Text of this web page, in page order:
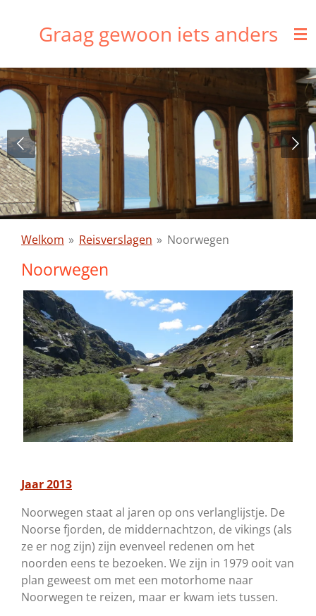
de
hoofdinhoud
Graag gewoon iets anders
Welkom » Reisverslagen » Noorwegen
Noorwegen
Jaar 2013
Noorwegen staat al jaren op ons verlanglijstje. De
Noorse fjorden, de middernachtzon, de vikings (als
ze er nog zijn) zijn evenveel redenen om het
noorden eens te bezoeken. We zijn in 1979 ooit van
plan geweest om met een motorhome naar
Noorwegen te reizen, maar er kwam iets tussen.